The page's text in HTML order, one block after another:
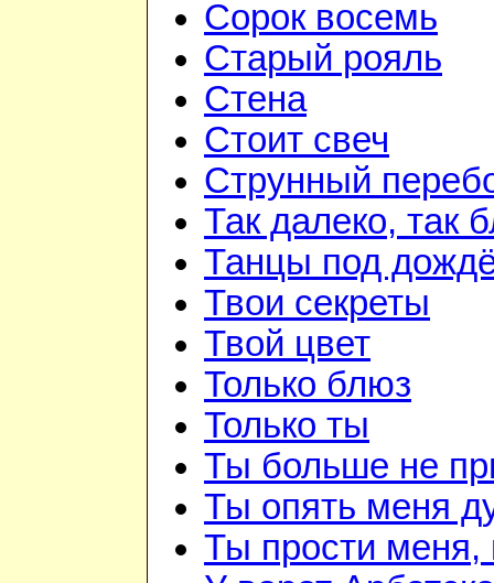
Сорок восемь
Старый рояль
Стена
Стоит свеч
Струнный
Так далеко, так
Танцы под
Твои секреты
Твой цвет
Только блюз
Только ты
Ты больше не
Ты опять меня
Ты прости